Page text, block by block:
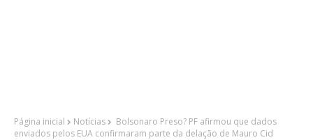
Página inicial Notícias
Bolsonaro Preso? PF afirmou que dados
enviados pelos EUA confirmaram parte da delação de Mauro Cid